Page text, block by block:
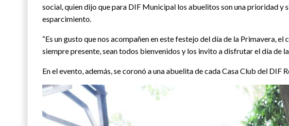
social, quien dijo que para DIF Municipal los abuelitos son una prioridad y
esparcimiento.
“Es un gusto que nos acompañen en este festejo del día de la Primavera,
siempre presente, sean todos bienvenidos y los invito a disfrutar el día de
En el evento, además, se coronó a una abuelita de cada Casa Club del DIF